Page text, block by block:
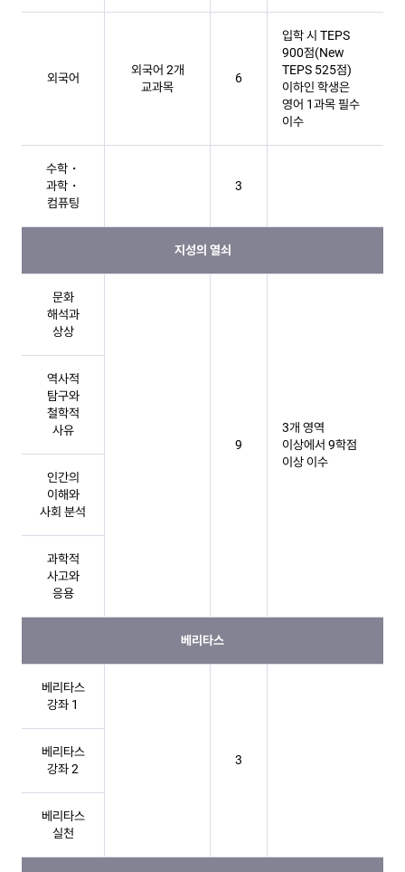
외국어
외국어 2개
교과목
6
입학 시 TEPS
900점(New
TEPS 525점)
이하인 학생은
영어 1과목 필수
이수
수학・
과학・
컴퓨팅
3
지성의 열쇠
문화
해석과
상상
9
3개 영역
이상에서 9학점
이상 이수
역사적
탐구와
철학적
사유
인간의
이해와
사회 분석
과학적
사고와
응용
베리타스
베리타스
강좌 1
3
베리타스
강좌 2
베리타스
실천